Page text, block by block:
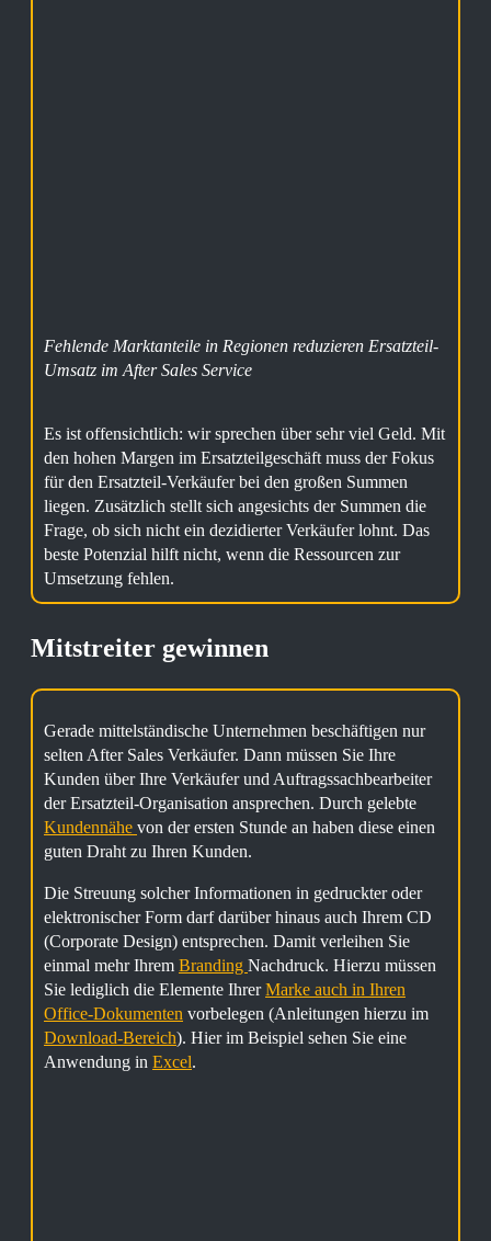
Fehlende Marktanteile in Regionen reduzieren Ersatzteil-
Umsatz im After Sales Service
Es ist offensichtlich: wir sprechen über sehr viel Geld. Mit
den hohen Margen im Ersatzteilgeschäft muss der Fokus
für den Ersatzteil-Verkäufer bei den großen Summen
liegen. Zusätzlich stellt sich angesichts der Summen die
Frage, ob sich nicht ein dezidierter Verkäufer lohnt. Das
beste Potenzial hilft nicht, wenn die Ressourcen zur
Umsetzung fehlen.
Mitstreiter gewinnen
Gerade mittelständische Unternehmen beschäftigen nur
selten After Sales Verkäufer. Dann müssen Sie Ihre
Kunden über Ihre Verkäufer und Auftragssachbearbeiter
der Ersatzteil-Organisation ansprechen. Durch gelebte
Kundennähe von der ersten Stunde an haben diese einen
guten Draht zu Ihren Kunden.
Die Streuung solcher Informationen in gedruckter oder
elektronischer Form darf darüber hinaus auch Ihrem CD
(Corporate Design) entsprechen. Damit verleihen Sie
einmal mehr Ihrem Branding Nachdruck. Hierzu müssen
Sie lediglich die Elemente IhrerMarke auch in Ihren
Office-Dokumenten vorbelegen (Anleitungen hierzu im
Download-Bereich). Hier im Beispiel sehen Sie eine
Anwendung in Excel.